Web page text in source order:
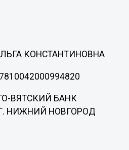
КОНСТАНТИНОВНА
ВЯТСКИЙ БАНК
НИЖНИЙ НОВГОРОД